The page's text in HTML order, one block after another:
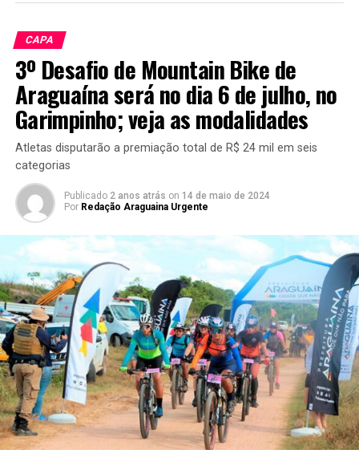
CAPA
3º Desafio de Mountain Bike de
Araguaína será no dia 6 de julho, no
Garimpinho; veja as modalidades
Atletas disputarão a premiação total de R$ 24 mil em seis
categorias
Publicado 2 anos atrás on 14 de maio de 2024
Por Redação Araguaina Urgente